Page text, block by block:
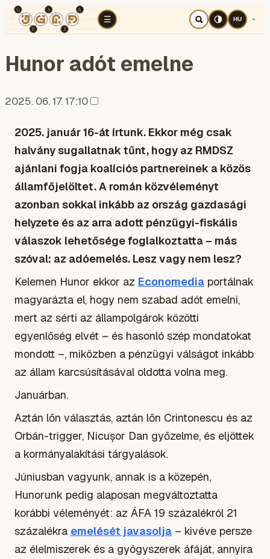
☰
TÉR KOGNITÍV HÁBORÚ
HU
Hunor adót emelne
2025. 06. 17. 17:10
2025. január 16-át írtunk. Ekkor még csak
halvány sugallatnak tűnt, hogy az RMDSZ
ajánlani fogja koalíciós partnereinek a közös
államfőjelöltet. A román közvéleményt
azonban sokkal inkább az ország gazdasági
helyzete és az arra adott pénzügyi-fiskális
válaszok lehetősége foglalkoztatta – más
szóval: az adóemelés. Lesz vagy nem lesz?
Kelemen Hunor ekkor az Economedia portálnak
magyarázta el, hogy nem szabad adót emelni,
mert az sérti az állampolgárok közötti
egyenlőség elvét – és hasonló szép mondatokat
mondott –, miközben a pénzügyi válságot inkább
az állam karcsúsításával oldotta volna meg.
Januárban.
Aztán lőn választás, aztán lőn Crintonescu és az
Orbán-trigger, Nicușor Dan győzelme, és eljöttek
a kormányalakítási tárgyalások.
Júniusban vagyunk, annak is a közepén,
Hunorunk pedig alaposan megváltoztatta
korábbi véleményét: az ÁFA 19 százalékról 21
százalékra emelését javasolja – kivéve persze
az élelmiszerek és a gyógyszerek áfáját, annyira